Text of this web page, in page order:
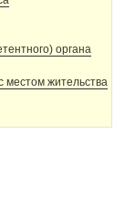
органа
местом жительства